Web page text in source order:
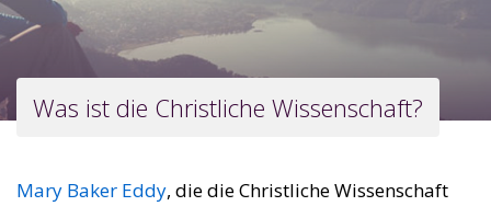
Was ist die Christliche Wissenschaft?
Mary Baker Eddy, die die Christliche Wissenschaft